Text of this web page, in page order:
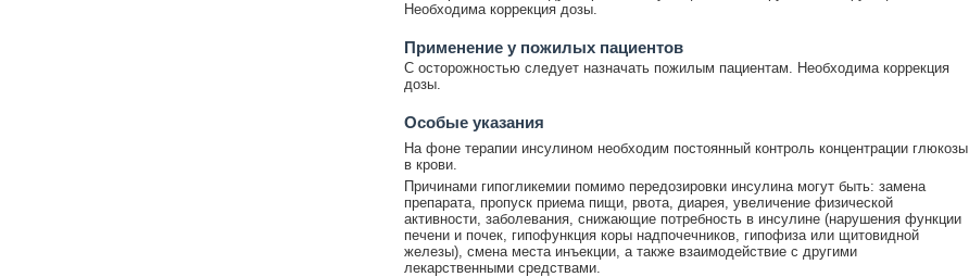
Необходима коррекция дозы.
Применение у пожилых пациентов
С осторожностью следует назначать пожилым пациентам. Необходима коррекция
дозы.
Особые указания
На фоне терапии инсулином необходим постоянный контроль концентрации глюкозы
в крови.
Причинами гипогликемии помимо передозировки инсулина могут быть: замена
препарата, пропуск приема пищи, рвота, диарея, увеличение физической
активности, заболевания, снижающие потребность в инсулине (нарушения функции
печени и почек, гипофункция коры надпочечников, гипофиза или щитовидной
железы), смена места инъекции, а также взаимодействие с другими
лекарственными средствами.